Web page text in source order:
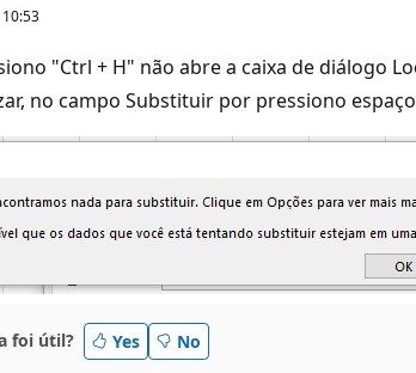
"Ctrl + H" não abre a caixa de diálogo
no campo Substituir por pressiono
foi útil? Yes No